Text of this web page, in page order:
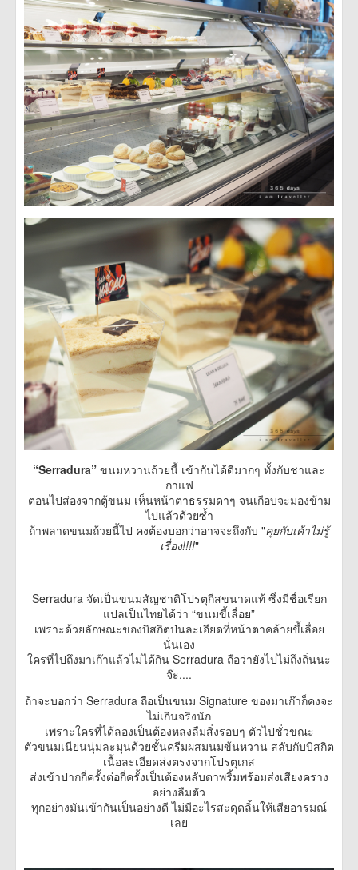
“Serradura” ขนมหวานถ้วยนี้ เข้ากันได้ดีมากๆ ทั้งกับชาและ
กาแฟ
ตอนไปส่องจากตู้ขนม เห็นหน้าตาธรรมดาๆ จนเกือบจะมองข้าม
ไปแล้วด้วยซ้ำ
ถ้าพลาดขนมถ้วยนี้ไป คงต้องบอกว่าอาจจะถึงกับ "คุยกับเค้าไม่รู้
เรื่อง!!!!"
Serradura จัดเป็นขนมสัญชาติโปรตุกีสขนาดแท้ ซึ่งมีชื่อเรียก
แปลเป็นไทยได้ว่า “ขนมขี้เลื่อย”
เพราะด้วยลักษณะของบิสกิตป่นละเอียดที่หน้าตาคล้ายขี้เลื่อย
นั่นเอง
ใครที่ไปถึงมาเก๊าแล้วไม่ได้กิน Serradura ถือว่ายังไปไม่ถึงถิ่นนะ
จ๊ะ....
ถ้าจะบอกว่า Serradura ถือเป็นขนม Signature ของมาเก๊าก็คงจะ
ไม่เกินจริงนัก
เพราะใครที่ได้ลองเป็นต้องหลงลืมสิ่งรอบๆ ตัวไปชั่วขณะ
ตัวขนมเนียนนุ่มละมุนด้วยชั้นครีมผสมนมข้นหวาน สลับกับบิสกิต
เนื้อละเอียดส่งตรงจากโปรตุเกส
ส่งเข้าปากกี่ครั้งต่อกี่ครั้งเป็นต้องหลับตาพริ้มพร้อมส่งเสียงคราง
อย่างลืมตัว
ทุกอย่างมันเข้ากันเป็นอย่างดี ไม่มีอะไรสะดุดลิ้นให้เสียอารมณ์
เลย